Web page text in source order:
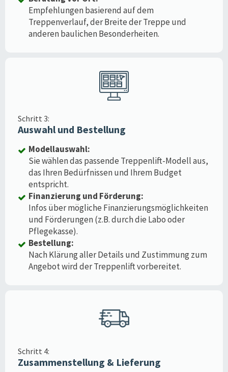
Empfehlungen basierend auf dem
Treppenverlauf, der Breite der Treppe und
anderen baulichen Besonderheiten.
Schritt 3:
Auswahl und Bestellung
Modellauswahl:
Sie wählen das passende Treppenlift-Modell aus,
das Ihren Bedürfnissen und Ihrem Budget
entspricht.
Finanzierung und Förderung:
Infos über mögliche Finanzierungsmöglichkeiten
und Förderungen (z.B. durch die Labo oder
Pflegekasse).
Bestellung:
Nach Klärung aller Details und Zustimmung zum
Angebot wird der Treppenlift vorbereitet.
Schritt 4:
Zusammenstellung & Lieferung